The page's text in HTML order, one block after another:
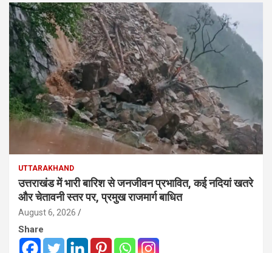
UTTARAKHAND
उत्तराखंड में भारी बारिश से जनजीवन प्रभावित, कई नदियां खतरे
और चेतावनी स्तर पर, प्रमुख राजमार्ग बाधित
August 6, 2026
Share